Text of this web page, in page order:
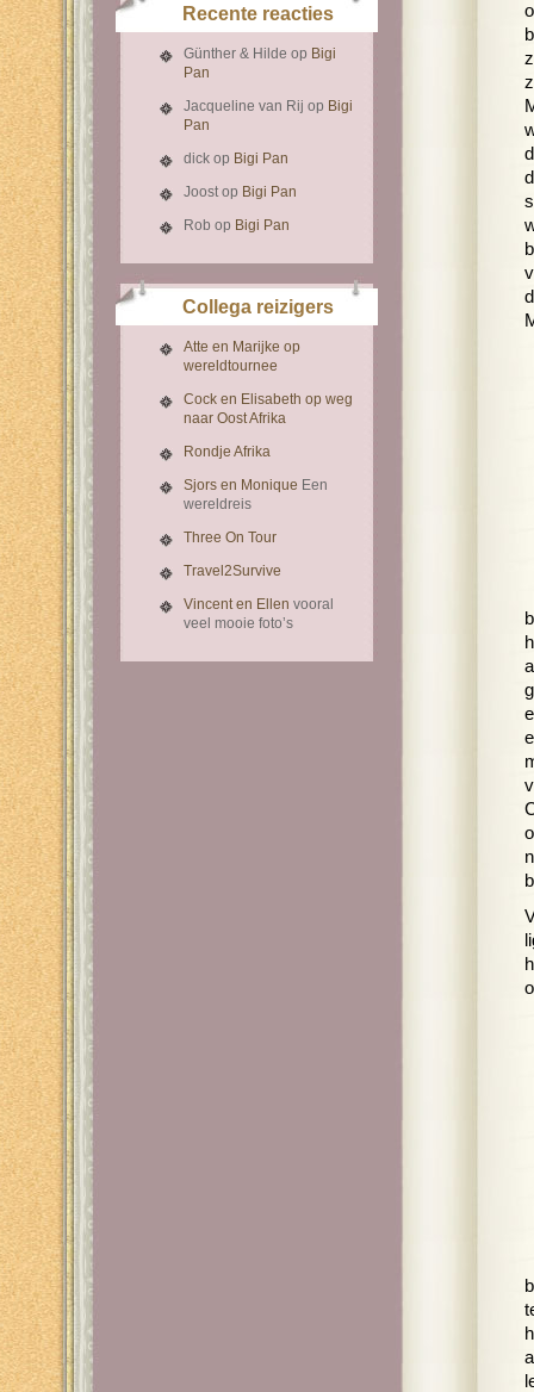
Recente reacties
Günther & Hilde op Bigi
Pan
Jacqueline van Rij op Bigi
Pan
dick op Bigi Pan
Joostop Bigi Pan
Rob op Bigi Pan
Collega reizigers
Atte en Marijke op
wereldtournee
Cock en Elisabeth op weg
naar Oost Afrika
Rondje Afrika
Sjors en Monique Een
wereldreis
Three On Tour
Travel2Survive
Vincent en Ellen vooral
veel mooie foto’s